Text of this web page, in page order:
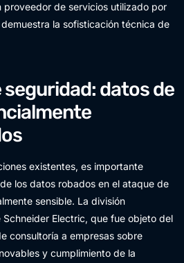
proveedor de servicios utilizado por
la sofisticación técnica de
seguridad: datos de
existentes, es importante
los datos robados en el ataque de
sensible. La división
Schneider Electric, que fue objeto del
consultoría a empresas sobre
y cumplimiento de la